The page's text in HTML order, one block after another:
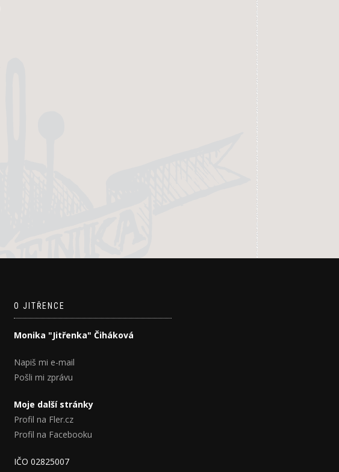
O JITŘENCE
Monika "Jitřenka" Čiháková
Napiš mi e-mail
Pošli mi zprávu
Moje další stránky
Profil na Fler.cz
Profil na Facebooku
IČO 02825007